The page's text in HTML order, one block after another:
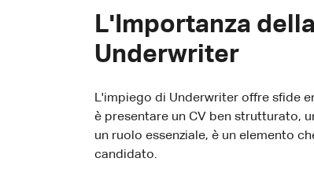
L'Importanza
Underwriter
L'impiego di Underwriter offre sfide
è presentare un CV ben strutturato,
un ruolo essenziale, è un elemento
candidato.